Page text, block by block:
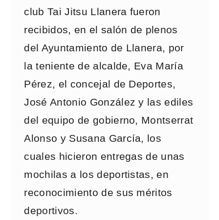
club Tai Jitsu Llanera fueron
recibidos, en el salón de plenos
del Ayuntamiento de Llanera, por
la teniente de alcalde, Eva María
Pérez, el concejal de Deportes,
José Antonio González y las ediles
del equipo de gobierno, Montserrat
Alonso y Susana García, los
cuales hicieron entregas de unas
mochilas a los deportistas, en
reconocimiento de sus méritos
deportivos.